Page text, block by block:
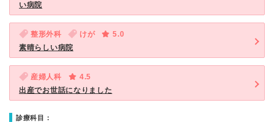
い病院
整形外科 けが
5.0
素晴らしい病院
産婦人科
4.5
出産でお世話になりました
診療科目：